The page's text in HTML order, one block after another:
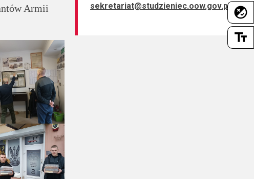
flaky
text_fields
Armii
sekretariat@studzieniec.oow.gov.pl